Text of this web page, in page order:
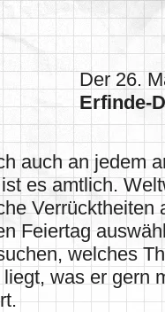
Der 26.
Erfinde-
auch an jedem
es amtlich.
Verrücktheiten
Feiertag
welches
was er gern